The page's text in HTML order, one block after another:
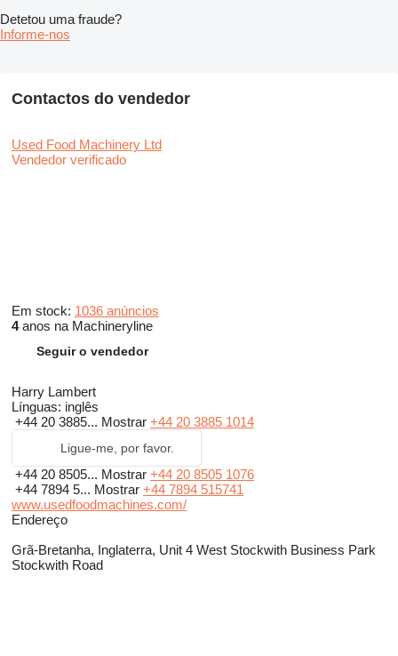
Detetou uma fraude?
Informe-nos
Contactos do vendedor
Used Food Machinery Ltd
Vendedor verificado
Em stock: 1036 anúncios
4anos na Machineryline
Seguir o vendedor
Harry Lambert
Línguas: inglês
+44 20 3885... Mostrar +44 20 3885 1014
Ligue-me, por favor.
+44 20 8505... Mostrar +44 20 8505 1076
+44 7894 5... Mostrar +44 7894 515741
www.usedfoodmachines.com/
Endereço
Grã-Bretanha, Inglaterra, Unit 4 West Stockwith Business Park
Stockwith Road